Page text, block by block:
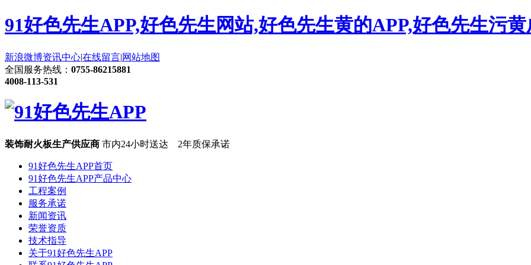
91好色先生APP,好色先生网站,好色先生黄的APP,好色先生污
新浪微博资讯中心|在线留言|网站地图
全国服务热线： 0755-86215881
4008-113-531
装饰耐火板生产供应商 市内24小时送达 2年质保承诺
91好色先生APP首页
91好色先生APP产品中心
工程案例
服务承诺
新闻资讯
荣誉资质
技术指导
关于91好色先生APP